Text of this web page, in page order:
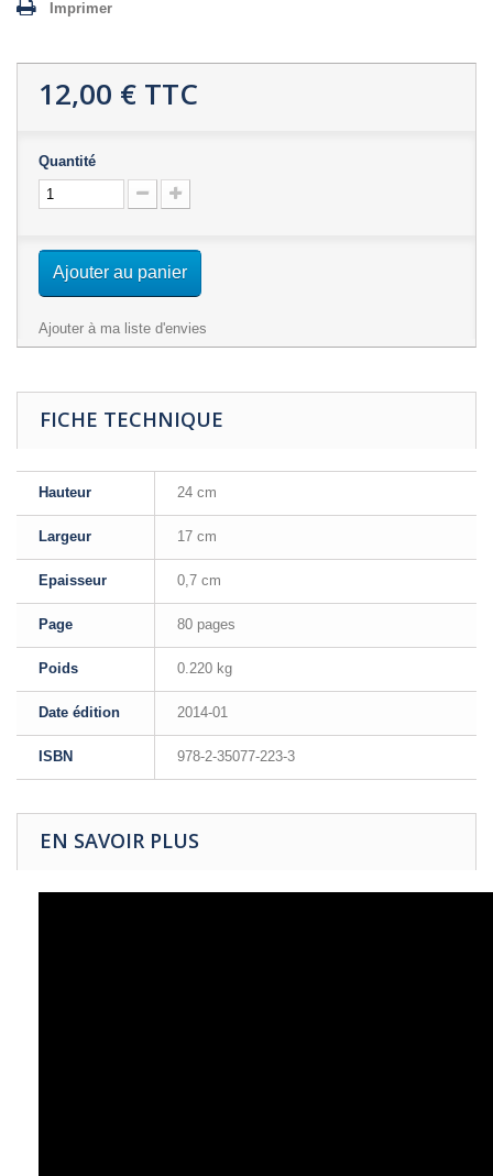
Imprimer
12,00 € TTC
Quantité
Ajouter au panier
Ajouter à ma liste d'envies
FICHE TECHNIQUE
Hauteur 24 cm
Largeur 17 cm
Epaisseur 0,7 cm
Page 80 pages
Poids 0.220 kg
Date édition 2014-01
ISBN 978-2-35077-223-3
EN SAVOIR PLUS